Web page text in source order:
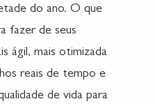
do ano. O que
fazer de seus
ágil, mais otimizada
reais de tempo e
de vida para